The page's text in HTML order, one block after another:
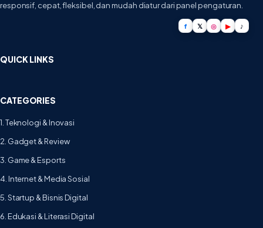
responsif, cepat, fleksibel, dan mudah diatur dari panel pengaturan.
f 𝕏 ◎ ▶ ♪
QUICK LINKS
CATEGORIES
1. Teknologi & Inovasi
2. Gadget & Review
3. Game & Esports
4. Internet & Media Sosial
5. Startup & Bisnis Digital
6. Edukasi & Literasi Digital